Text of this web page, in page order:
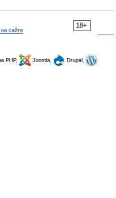
18+
сайте
PHP, Joomla,
Drupal,